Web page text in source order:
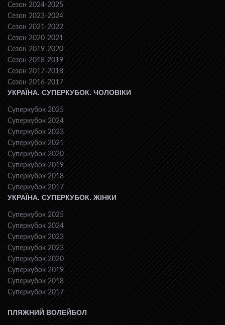
Сезон 2024-2025
Сезон 2023-2024
Сезон 2021-2022
Сезон 2020-2021
Сезон 2019-2020
Сезон 2018-2019
Сезон 2017-2018
Сезон 2016-2017
УКРАЇНА. СУПЕРКУБОК. ЧОЛОВІКИ
Суперкубок 2025
Суперкубок 2024
Суперкубок 2023
Суперкубок 2021
Суперкубок 2020
Суперкубок 2019
Суперкубок 2018
Суперкубок 2017
УКРАЇНА. СУПЕРКУБОК. ЖІНКИ
Суперкубок 2025
Суперкубок 2024
Суперкубок 2023
Суперкубок 2023
Суперкубок 2020
Суперкубок 2019
Суперкубок 2018
Суперкубок 2017
ПЛЯЖНИЙ ВОЛЕЙБОЛ